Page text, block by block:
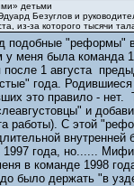
детьми
Безуглов и
из-за которого тысячи
подобные "реформы"
меня была команда
после 1 августа
года.
это правило - нет.
и
работы). С этой
внутренней
1997 года, но......
в команде 1998 года
было держать "в